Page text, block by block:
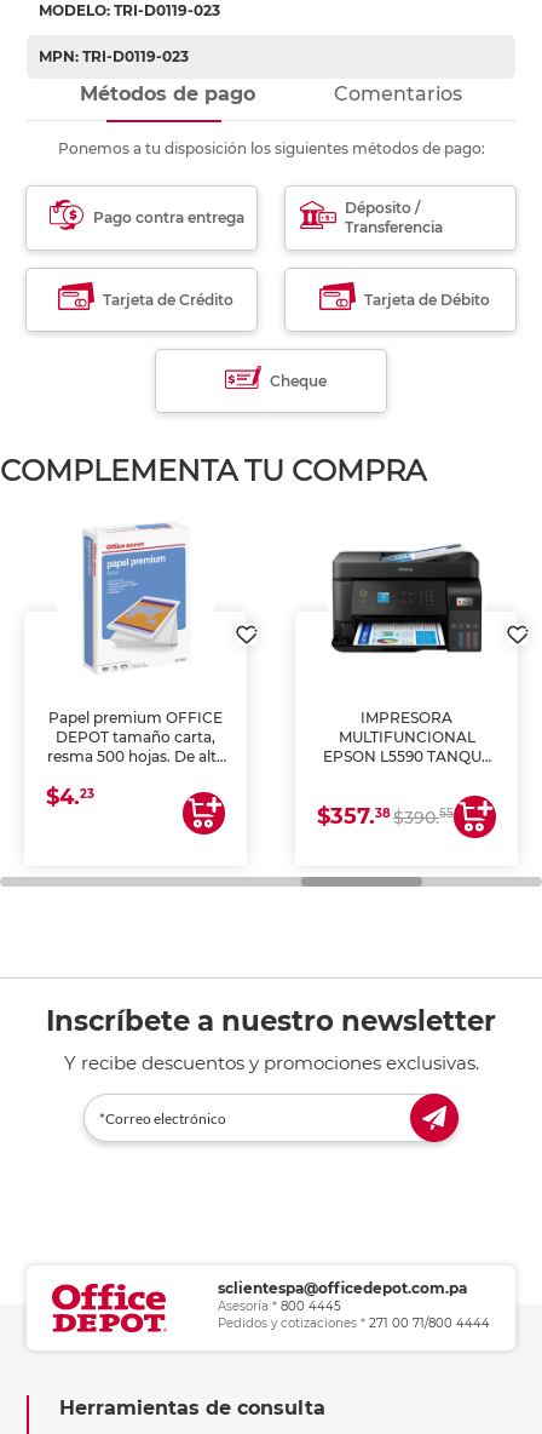
MODELO: TRI-D0119-023
MPN: TRI-D0119-023
Métodos de pago Comentarios
Ponemos a tu disposición los siguientes métodos de pago:
Pago contra entrega
Déposito /
Transferencia
Tarjeta de Crédito Tarjeta de Débito
Cheque
COMPLEMENTA TU COMPRA
Papel premium OFFICE
DEPOT tamaño carta,
resma 500 hojas. De alta
uniforme, ideal para
impresoras de inyección
de tinta y láser,
general de oficina.
$4.23
IMPRESORA
MULTIFUNCIONAL
EPSON L5590 TANQUE
COPIA Y ESCANEA)
$357.38$390.55
Inscríbete a nuestro newsletter
Y recibe descuentos y promociones exclusivas.
sclientespa@officedepot.com.pa
Asesoría * 800 4445
Pedidos y cotizaciones * 271 00 71/800 4444
Herramientas de consulta